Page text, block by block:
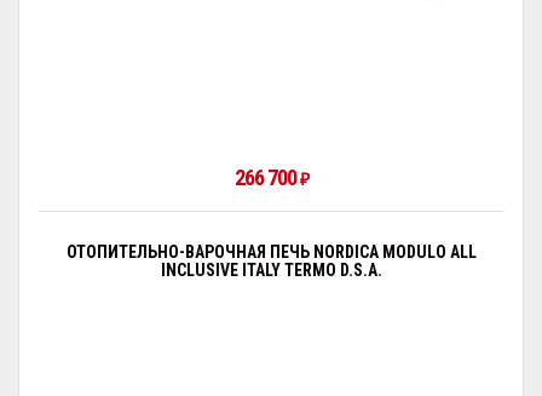
266 700 ₽
ОТОПИТЕЛЬНО-ВАРОЧНАЯ ПЕЧЬ NORDICA MODULO ALL
INCLUSIVE ITALY TERMO D.S.A.